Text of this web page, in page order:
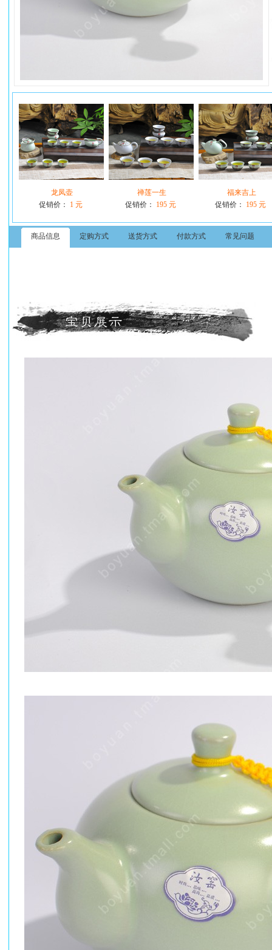
龙凤壶
促销价：
1 元
禅莲一生
促销价：
195 元
福来吉上
促销价：
195 元
商品信息 定购方式 送货方式 付款方式 常见问题